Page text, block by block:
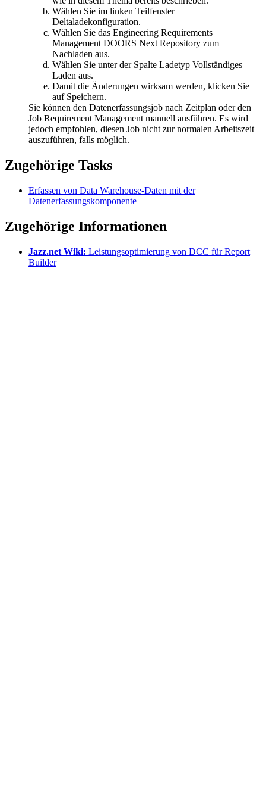
Wählen Sie im linken Teilfenster
Deltaladekonfiguration.
Wählen Sie das Engineering Requirements
Management DOORS Next Repository zum
Nachladen aus.
Wählen Sie unter der Spalte Ladetyp Vollständiges
Laden aus.
Damit die Änderungen wirksam werden, klicken Sie
auf Speichern.
Sie können den Datenerfassungsjob nach Zeitplan oder den
Job Requirement Management manuell ausführen. Es wird
jedoch empfohlen, diesen Job nicht zur normalen Arbeitszeit
auszuführen, falls möglich.
Zugehörige Tasks
Erfassen von Data Warehouse-Daten mit der
Datenerfassungskomponente
Zugehörige Informationen
Jazz.net Wiki: Leistungsoptimierung von DCC für Report
Builder